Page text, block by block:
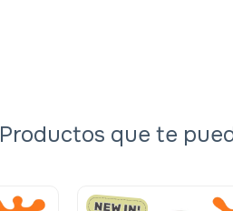
Productos que te